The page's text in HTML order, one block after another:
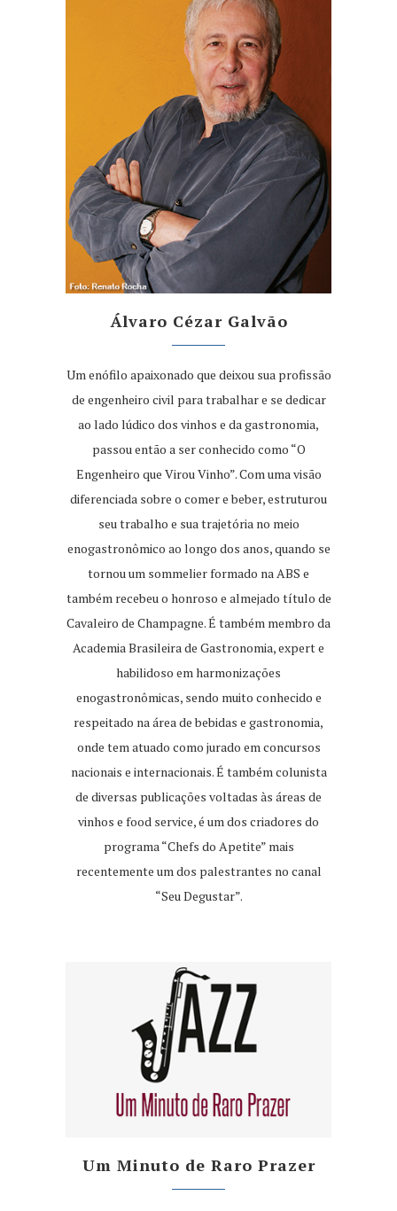
Álvaro Cézar Galvão
Um enófilo apaixonado que deixou sua profissão
de engenheiro civil para trabalhar e se dedicar
ao lado lúdico dos vinhos e da gastronomia,
passou então a ser conhecido como “O
Engenheiro que Virou Vinho”. Com uma visão
diferenciada sobre o comer e beber, estruturou
seu trabalho e sua trajetória no meio
enogastronômico ao longo dos anos, quando se
tornou um sommelier formado na ABS e
também recebeu o honroso e almejado título de
Cavaleiro de Champagne. É também membro da
Academia Brasileira de Gastronomia, expert e
habilidoso em harmonizações
enogastronômicas, sendo muito conhecido e
respeitado na área de bebidas e gastronomia,
onde tem atuado como jurado em concursos
nacionais e internacionais. É também colunista
de diversas publicações voltadas às áreas de
vinhos e food service, é um dos criadores do
programa “Chefs do Apetite” mais
recentemente um dos palestrantes no canal
“Seu Degustar”.
Um Minuto de Raro Prazer